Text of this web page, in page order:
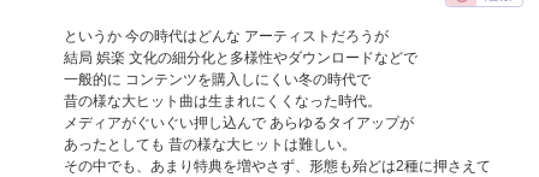
というか 今の時代はどんな アーティストだろうが
結局 娯楽 文化の細分化と多様性やダウンロードなどで
一般的に コンテンツを購入しにくい冬の時代で
昔の様な大ヒット曲は生まれにくくなった時代。
メディアがぐいぐい押し込んで あらゆるタイアップが
あったとしても 昔の様な大ヒットは難しい。
その中でも、あまり特典を増やさず、形態も殆どは2種に押さえて